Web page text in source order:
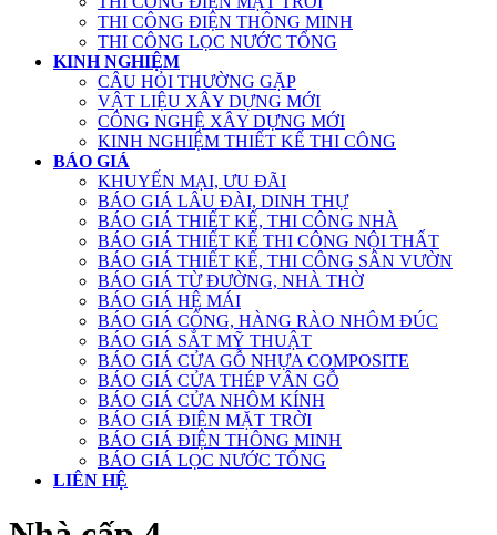
THI CÔNG ĐIỆN THÔNG MINH
THI CÔNG LỌC NƯỚC TỔNG
KINH NGHIỆM
CÂU HỎI THƯỜNG GẶP
VẬT LIỆU XÂY DỰNG MỚI
CÔNG NGHỆ XÂY DỰNG MỚI
KINH NGHIỆM THIẾT KẾ THI CÔNG
BÁO GIÁ
KHUYẾN MẠI, ƯU ĐÃI
BÁO GIÁ LÂU ĐÀI, DINH THỰ
BÁO GIÁ THIẾT KẾ, THI CÔNG NHÀ
BÁO GIÁ THIẾT KẾ THI CÔNG NỘI THẤT
BÁO GIÁ THIẾT KẾ, THI CÔNG SÂN VƯỜN
BÁO GIÁ TỪ ĐƯỜNG, NHÀ THỜ
BÁO GIÁ HỆ MÁI
BÁO GIÁ CỔNG, HÀNG RÀO NHÔM ĐÚC
BÁO GIÁ SẮT MỸ THUẬT
BÁO GIÁ CỬA GỖ NHỰA COMPOSITE
BÁO GIÁ CỬA THÉP VÂN GỖ
BÁO GIÁ CỬA NHÔM KÍNH
BÁO GIÁ ĐIỆN MẶT TRỜI
BÁO GIÁ ĐIỆN THÔNG MINH
BÁO GIÁ LỌC NƯỚC TỔNG
LIÊN HỆ